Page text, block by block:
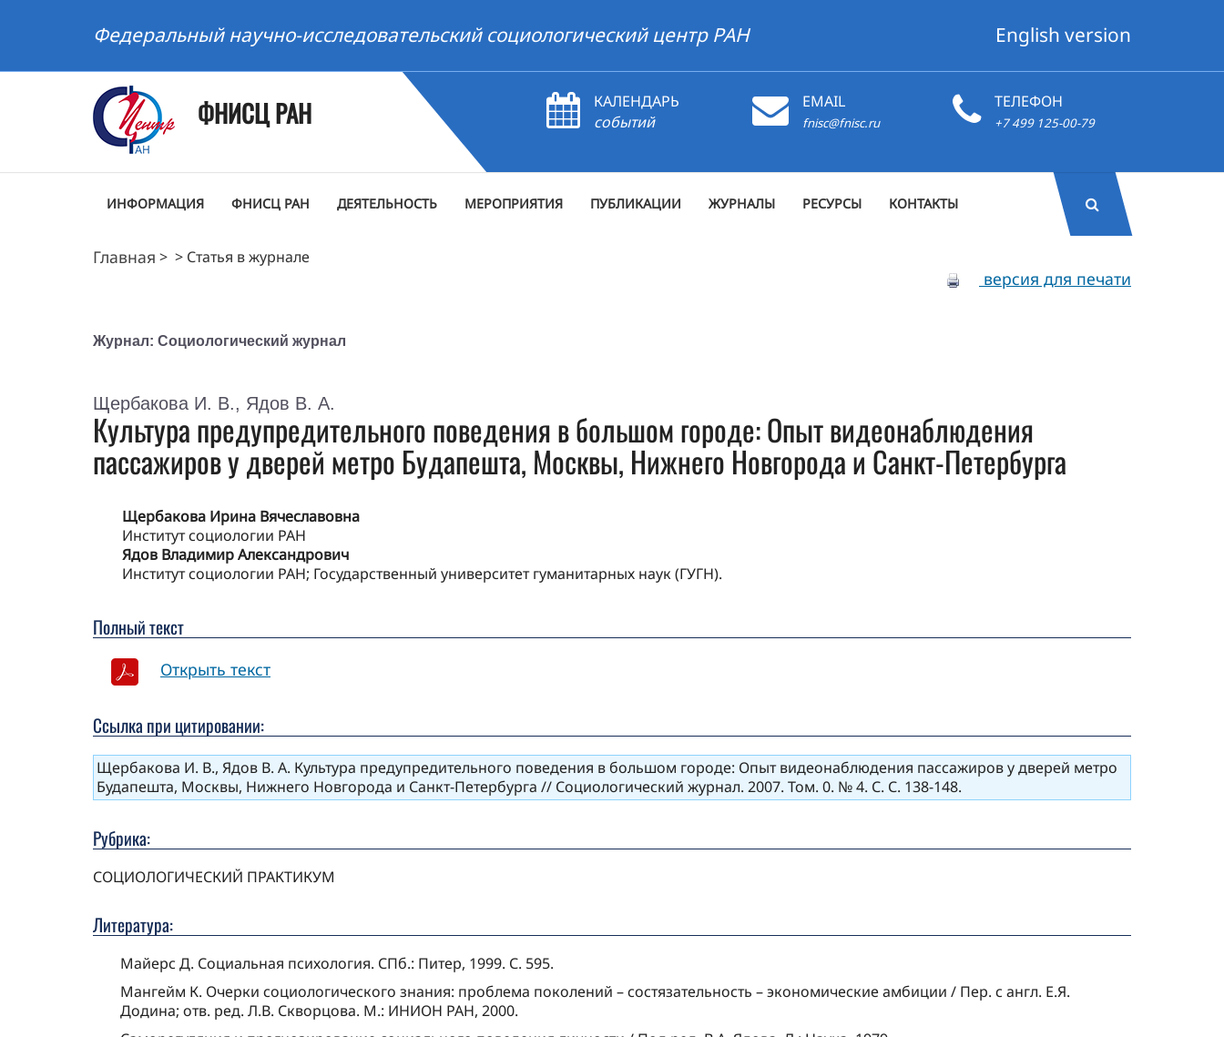
Федеральный научно-исследовательский социологический центр РАН English version
ФНИСЦ РАН
КАЛЕНДАРЬ
событий
EMAIL
fnisc@fnisc.ru
ТЕЛЕФОН
+7 499 125-00-79
ИНФОРМАЦИЯ ФНИСЦ РАН ДЕЯТЕЛЬНОСТЬ МЕРОПРИЯТИЯ ПУБЛИКАЦИИ ЖУРНАЛЫ РЕСУРСЫ КОНТАКТЫ
Главная > > Статья в журнале
версия для печати
Журнал: Социологический журнал
Щербакова И. В., Ядов В. А.
Культура предупредительного поведения в большом городе: Опыт видеонаблюдения
пассажиров у дверей метро Будапешта, Москвы, Нижнего Новгорода и Санкт-Петербурга
Щербакова Ирина Вячеславовна
Институт социологии РАН
Ядов Владимир Александрович
Институт социологии РАН; Государственный университет гуманитарных наук (ГУГН).
Полный текст
Открыть текст
Ссылка при цитировании:
Щербакова И. В., Ядов В. А. Культура предупредительного поведения в большом городе: Опыт видеонаблюдения пассажиров у дверей метро
Будапешта, Москвы, Нижнего Новгорода и Санкт-Петербурга // Социологический журнал. 2007. Том. 0. № 4. С. С. 138-148.
Рубрика:
СОЦИОЛОГИЧЕСКИЙ ПРАКТИКУМ
Литература:
Майерс Д. Социальная психология. СПб.: Питер, 1999. С. 595.
Мангейм К. Очерки социологического знания: проблема поколений – состязательность – экономические амбиции / Пер. с англ. Е.Я.
Додина; отв. ред. Л.В. Скворцова. М.: ИНИОН РАН, 2000.